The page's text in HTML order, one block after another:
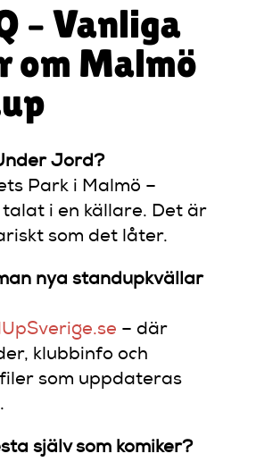
– Vanliga
om Malmö
Jord?
Park i Malmö –
i en källare. Det är
som det låter.
nya standupkvällar
– där
klubbinfo och
som uppdateras
själv som komiker?